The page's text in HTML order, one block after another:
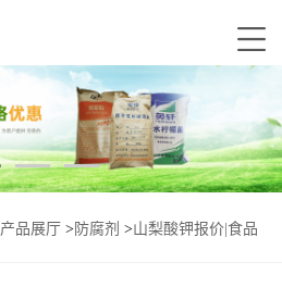
产品展厅 >防腐剂 >山梨酸钾报价|食品